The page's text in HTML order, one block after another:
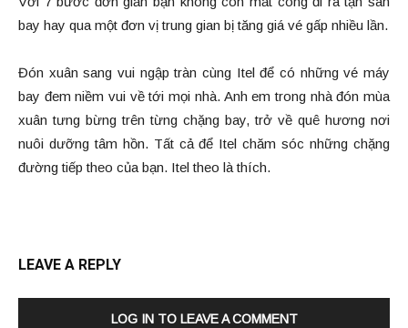
bay hay qua một đơn vị trung gian bị tăng giá vé gấp nhiều lần.
Đón xuân sang vui ngập tràn cùng Itel để có những vé máy
bay đem niềm vui về tới mọi nhà. Anh em trong nhà đón mùa
xuân tưng bừng trên từng chặng bay, trở về quê hương nơi
nuôi dưỡng tâm hồn. Tất cả để Itel chăm sóc những chặng
đường tiếp theo của bạn. Itel theo là thích.
LEAVE A REPLY
LOG IN TO LEAVE A COMMENT